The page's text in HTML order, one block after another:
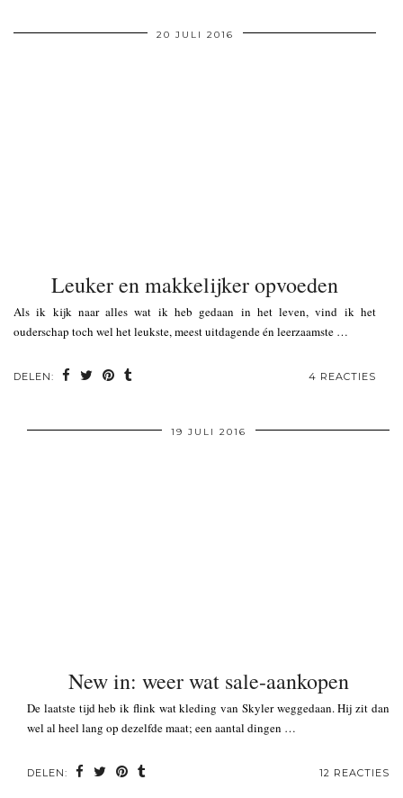
20 JULI 2016
Leuker en makkelijker opvoeden
Als ik kijk naar alles wat ik heb gedaan in het leven, vind ik het
ouderschap toch wel het leukste, meest uitdagende én leerzaamste …
DELEN: 4 REACTIES
19 JULI 2016
New in: weer wat sale-aankopen
De laatste tijd heb ik flink wat kleding van Skyler weggedaan. Hij zit dan
wel al heel lang op dezelfde maat; een aantal dingen …
DELEN: 12 REACTIES